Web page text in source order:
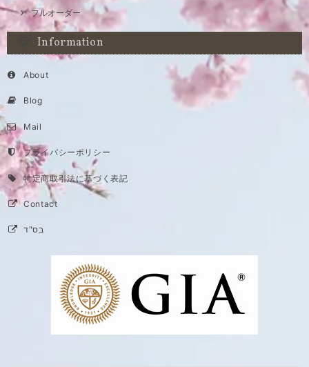
フルオーダー
Information
About
Blog
Mail
プライバシーポリシー
特定商取引法に基づく表記
Contact
בס"ד